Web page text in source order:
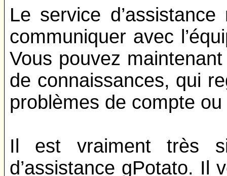
Le service
communiquer avec
Vous pouvez
de connaissances, qui
problèmes de compte
Il est vraiment très
d’assistance gPotato. Il